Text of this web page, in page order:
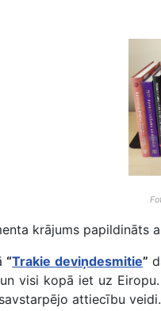
krājums papildināts
“Trakie deviņdesmitie”
visi kopā iet uz
attiecību veidi.